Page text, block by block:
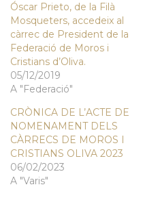
Óscar Prieto, de la Filà
Mosqueters, accedeix al
càrrec de President de la
Federació de Moros i
Cristians d’Oliva.
05/12/2019
A "Federació"
CRÒNICA DE L’ACTE DE
NOMENAMENT DELS
CÀRRECS DE MOROS I
CRISTIANS OLIVA 2023
06/02/2023
A "Varis"